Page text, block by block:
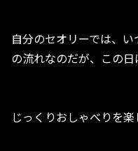
自分のセオリーでは、
の流れなのだが、この日
じっくりおしゃべりを楽